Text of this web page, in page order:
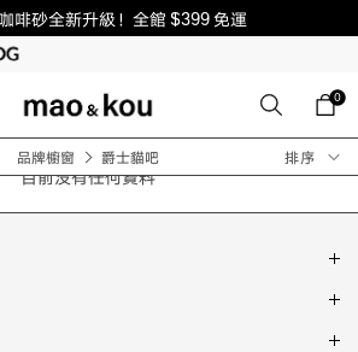
啡砂全新升級！全館 $399 免運
0
排序
品牌櫥窗 爵士貓吧
目前沒有任何資料